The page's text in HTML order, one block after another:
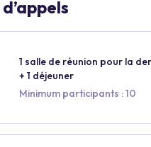
1 salle de réunion pour la
+ 1 déjeuner
Minimum participants : 10